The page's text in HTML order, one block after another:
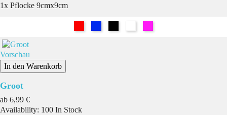
1x Pflocke 9cmx9cm
Vorschau
In den Warenkorb
Groot
ab Preis
6,99 €
Availability: 100 In Stock